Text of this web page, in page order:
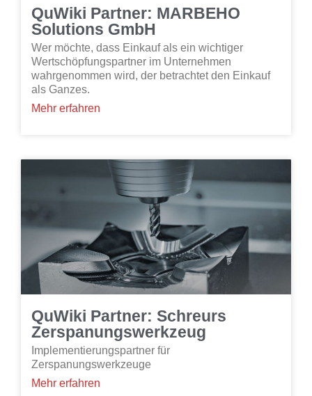
QuWiki Partner: MARBEHO
Solutions GmbH
Wer möchte, dass Einkauf als ein wichtiger
Wertschöpfungspartner im Unternehmen
wahrgenommen wird, der betrachtet den Einkauf
als Ganzes.
Mehr erfahren
QuWiki Partner: Schreurs
Zerspanungswerkzeug
Implementierungspartner für
Zerspanungswerkzeuge
Mehr erfahren